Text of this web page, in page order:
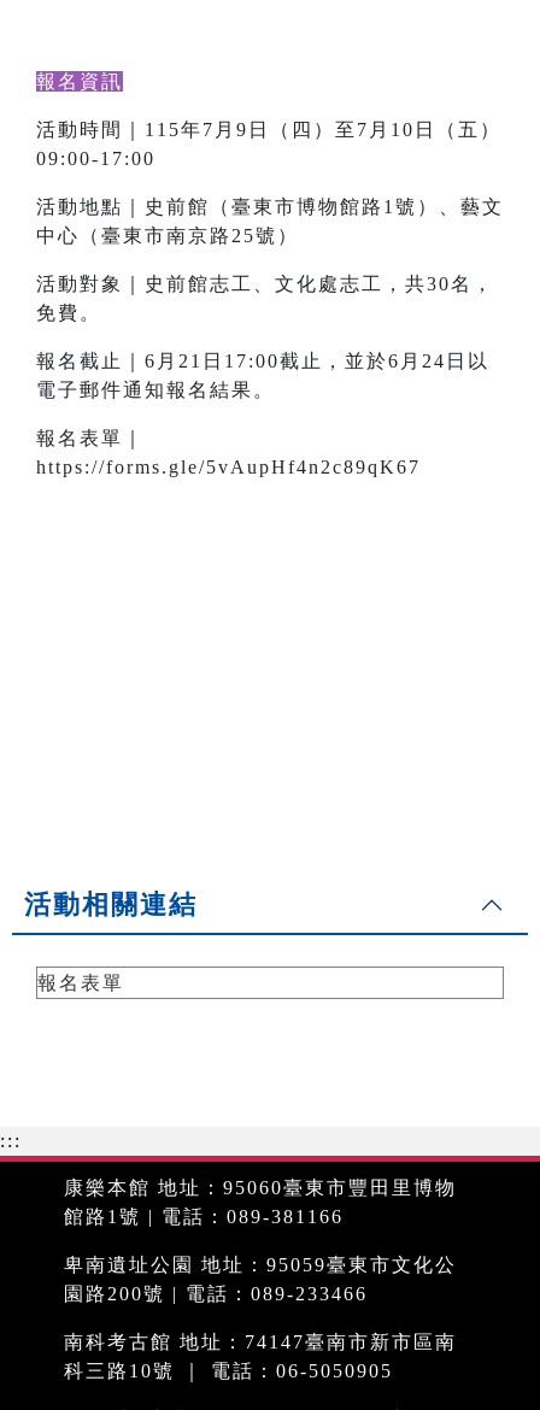
報名資訊
活動時間｜115年7月9日（四）至7月10日（五）
09:00-17:00
活動地點｜史前館（臺東市博物館路1號）、藝文
中心（臺東市南京路25號）
活動對象｜史前館志工、文化處志工，共30名，
免費。
報名截止｜6月21日17:00截止，並於6月24日以
電子郵件通知報名結果。
報名表單｜
https://forms.gle/5vAupHf4n2c89qK67
活動相關連結
報名表單
:::
康樂本館 地址：95060臺東市豐田里博物
館路1號 | 電話：089-381166
卑南遺址公園 地址：95059臺東市文化公
園路200號 | 電話：089-233466
南科考古館 地址：74147臺南市新市區南
科三路10號 ｜ 電話：06-5050905